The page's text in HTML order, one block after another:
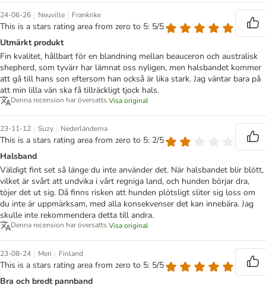
24-06-26 | Neuville | Frankrike
This is a stars rating area from zero to 5: 5/5
Utmärkt produkt
Fin kvalitet, hållbart för en blandning mellan beauceron och australisk
shepherd, som tyvärr har lämnat oss nyligen, men halsbandet kommer
att gå till hans son eftersom han också är lika stark. Jag väntar bara på
att min lilla vän ska få tillräckligt tjock hals.
Denna recension har översatts.Visa original
23-11-12 | Suzy | Nederländerna
This is a stars rating area from zero to 5: 2/5
Halsband
Väldigt fint set så länge du inte använder det. När halsbandet blir blött,
vilket är svårt att undvika i vårt regniga land, och hunden börjar dra,
töjer det ut sig. Då finns risken att hunden plötsligt sliter sig loss om
du inte är uppmärksam, med alla konsekvenser det kan innebära. Jag
skulle inte rekommendera detta till andra.
Denna recension har översatts.Visa original
23-08-24 | Meri | Finland
This is a stars rating area from zero to 5: 5/5
Bra och bredt pannband